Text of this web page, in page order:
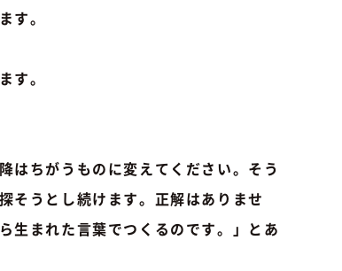
す。
す。
はちがうものに変えてください。そう
そうとし続けます。正解はありませ
生まれた言葉でつくるのです。」とあ